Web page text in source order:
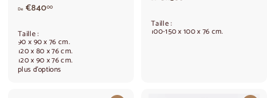
De €84000A
r
t
i
r
Taille :
90 x 90 x 76 cm.
120 x 80 x 76 cm.
120 x 90 x 76 cm.
plus d'options
r
Taille :
100-150 x 100 x 76 cm.